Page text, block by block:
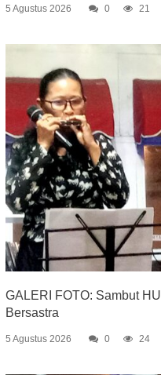
5 Agustus 2026 0 21
GALERI FOTO: Sambut
Bersastra
5 Agustus 2026 0 24